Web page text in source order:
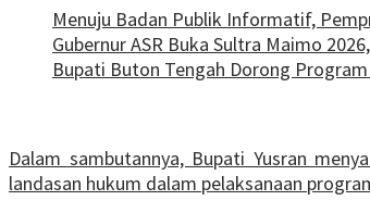
Menuju Badan Publik Informatif,
Gubernur ASR Buka Sultra Maimo
Bupati Buton Tengah Dorong
Dalam sambutannya, Bupati Yusran
landasan hukum dalam pelaksanaan